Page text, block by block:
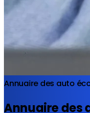
Annuaire des auto
Annuaire des